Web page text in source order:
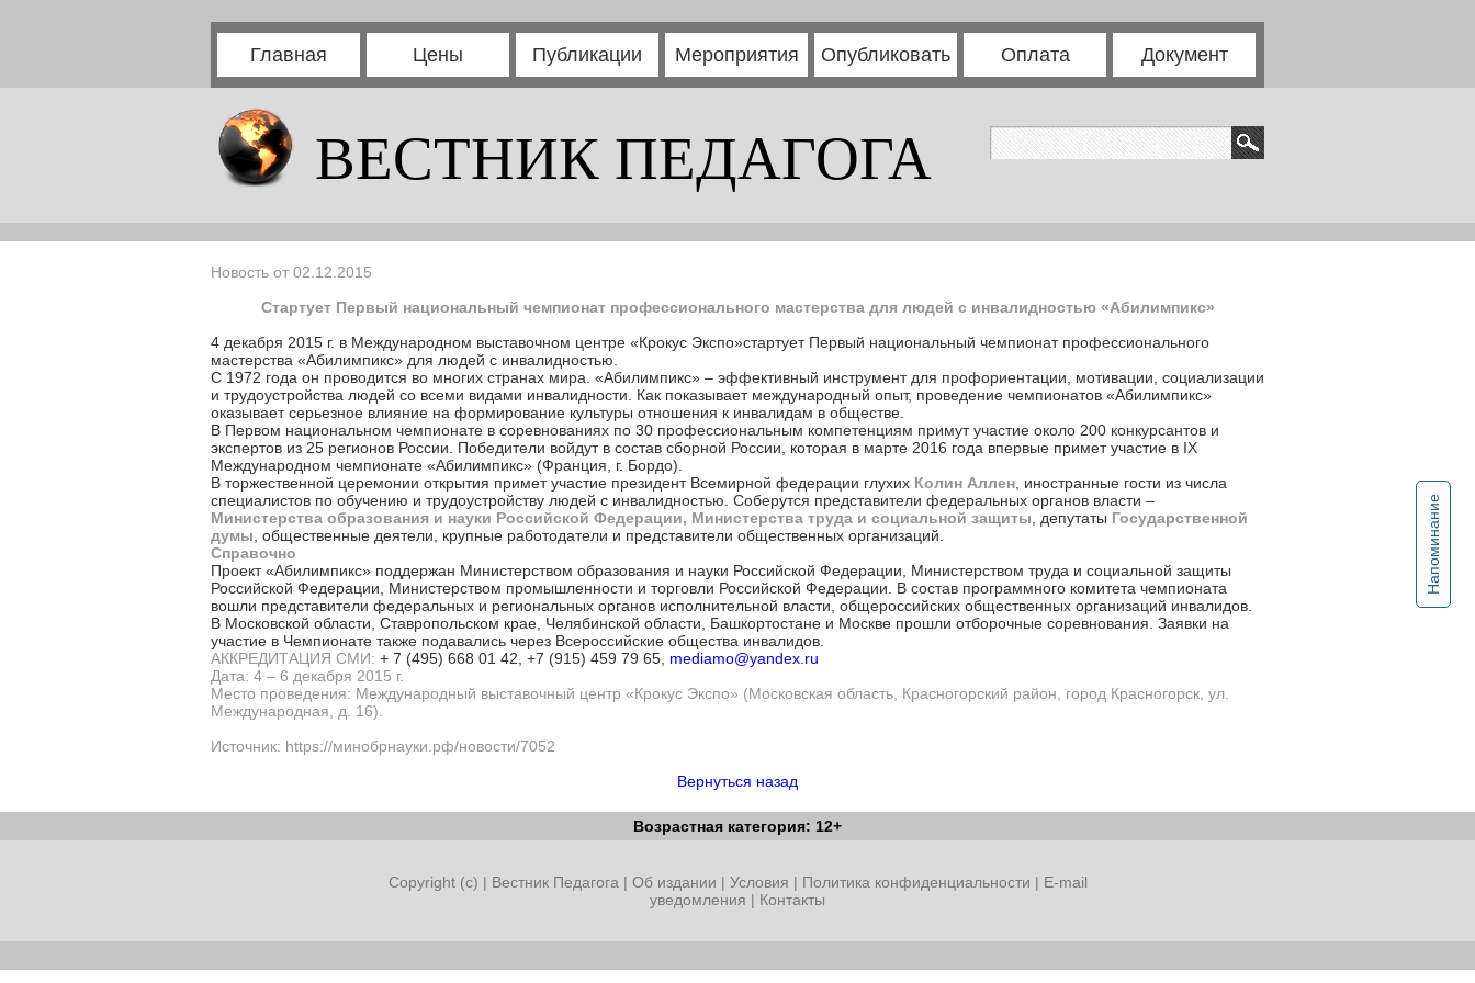
Главная Цены Публикации Мероприятия Опубликовать Оплата Документ
ВЕСТНИК ПЕДАГОГА
Напоминание
Новость от 02.12.2015
Стартует Первый национальный чемпионат профессионального мастерства для людей с инвалидностью «Абилимпикс»
4 декабря 2015 г. в Международном выставочном центре «Крокус Экспо»стартует Первый национальный чемпионат профессионального
мастерства «Абилимпикс» для людей с инвалидностью.
С 1972 года он проводится во многих странах мира. «Абилимпикс» – эффективный инструмент для профориентации, мотивации, социализации
и трудоустройства людей со всеми видами инвалидности. Как показывает международный опыт, проведение чемпионатов «Абилимпикс»
оказывает серьезное влияние на формирование культуры отношения к инвалидам в обществе.
В Первом национальном чемпионате в соревнованиях по 30 профессиональным компетенциям примут участие около 200 конкурсантов и
экспертов из 25 регионов России. Победители войдут в состав сборной России, которая в марте 2016 года впервые примет участие в IX
Международном чемпионате «Абилимпикс» (Франция, г. Бордо).
В торжественной церемонии открытия примет участие президент Всемирной федерации глухих Колин Аллен , иностранные гости из числа
специалистов по обучению и трудоустройству людей с инвалидностью. Соберутся представители федеральных органов власти –
Министерства образования и науки Российской Федерации, Министерства труда и социальной защиты , депутаты Государственной
думы , общественные деятели, крупные работодатели и представители общественных организаций.
Справочно
Проект «Абилимпикс» поддержан Министерством образования и науки Российской Федерации, Министерством труда и социальной защиты
Российской Федерации, Министерством промышленности и торговли Российской Федерации. В состав программного комитета чемпионата
вошли представители федеральных и региональных органов исполнительной власти, общероссийских общественных организаций инвалидов.
В Московской области, Ставропольском крае, Челябинской области, Башкортостане и Москве прошли отборочные соревнования. Заявки на
участие в Чемпионате также подавались через Всероссийские общества инвалидов.
АККРЕДИТАЦИЯ СМИ: + 7 (495) 668 01 42, +7 (915) 459 79 65, mediamo@yandex.ru
Дата: 4 – 6 декабря 2015 г.
Место проведения: Международный выставочный центр «Крокус Экспо» (Московская область, Красногорский район, город Красногорск, ул.
Международная, д. 16).
Источник: https://минобрнауки.рф/новости/7052
Вернуться назад
Возрастная категория: 12+
Copyright (c) | Вестник Педагога | Об издании | Условия | Политика конфиденциальности | E-mail
уведомления | Контакты